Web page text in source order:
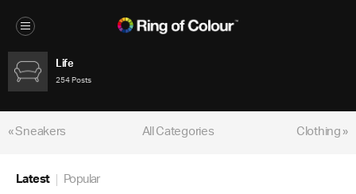
Life
254 Posts
« Sneakers Clothing »
All Categories
Latest Popular